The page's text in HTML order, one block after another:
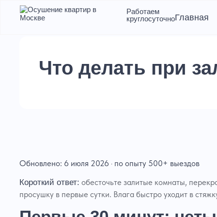
Работаем
круглосуточно
Сушка помещений после
затопления
Главная
Что делать при
Обновлено: 6 июля 2026 · по опыту 500+ выездов
Короткий ответ: обесточьте залитые комнаты,
просушку в первые сутки. Влага быстро уходит в